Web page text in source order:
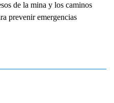
de la mina y los caminos
prevenir emergencias